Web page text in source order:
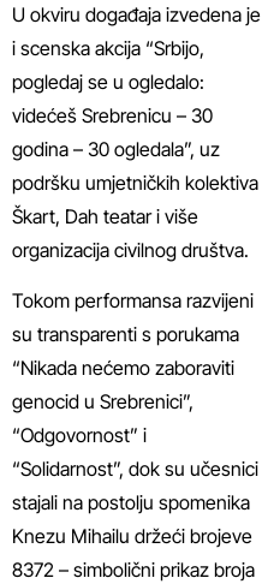
U okviru događaja izvedena je
i scenska akcija “Srbijo,
pogledaj se u ogledalo:
videćeš Srebrenicu – 30
godina – 30 ogledala”, uz
podršku umjetničkih kolektiva
Škart, Dah teatar i više
organizacija civilnog društva.
Tokom performansa razvijeni
su transparenti s porukama
“Nikada nećemo zaboraviti
genocid u Srebrenici”,
“Odgovornost” i
“Solidarnost”, dok su učesnici
stajali na postolju spomenika
Knezu Mihailu držeći brojeve
8372 – simbolični prikaz broja